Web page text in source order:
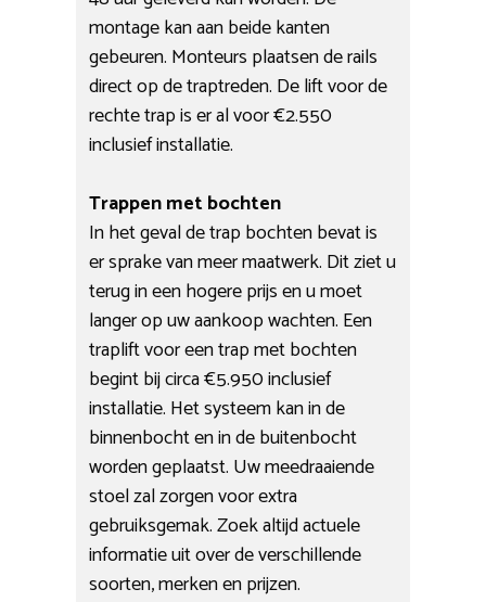
montage kan aan beide kanten
gebeuren. Monteurs plaatsen de rails
direct op de traptreden. De lift voor de
rechte trap is er al voor €2.550
inclusief installatie.
Trappen met bochten
In het geval de trap bochten bevat is
er sprake van meer maatwerk. Dit ziet u
terug in een hogere prijs en u moet
langer op uw aankoop wachten. Een
traplift voor een trap met bochten
begint bij circa €5.950 inclusief
installatie. Het systeem kan in de
binnenbocht en in de buitenbocht
worden geplaatst. Uw meedraaiende
stoel zal zorgen voor extra
gebruiksgemak. Zoek altijd actuele
informatie uit over de verschillende
soorten, merken en prijzen.